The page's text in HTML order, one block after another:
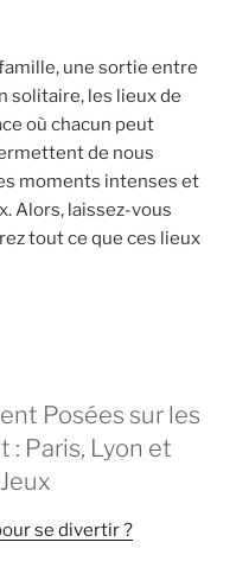
une sortie entre
solitaire, les lieux de
où chacun peut
de nous
moments intenses et
Alors, laissez-vous
tout ce que ces lieux
Posées sur les
: Paris, Lyon et
se divertir ?